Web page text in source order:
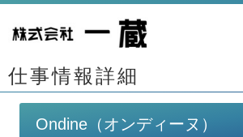
仕事情報詳細
Ondine（オンディーヌ）